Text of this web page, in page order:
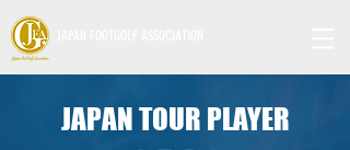
JAPAN TOUR PLAYER